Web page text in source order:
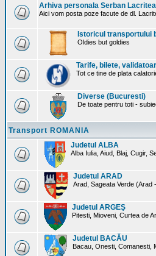
Arhiva personala Serban
Aici vom posta poze facute de dl.
Istoricul transportului
Oldies but goldies
Tarife, bilete,
Tot ce tine de plata
Diverse (Bucuresti)
De toate pentru toti -
Transport ROMANIA
Judetul ALBA
Alba Iulia, Aiud, Blaj, Cugir,
Judetul ARAD
Arad, Sageata Verde (Arad
Judetul ARGEŞ
Pitesti, Mioveni, Curtea de
Judetul BACĂU
Bacau, Onesti, Comanesti,